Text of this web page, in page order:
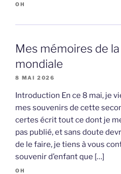
OH
Mes mémoires de
mondiale
8 MAI 2026
Introduction En ce 8 mai, je
mes souvenirs de cette
certes écrit tout ce dont je
pas publié, et sans doute
de le faire, je tiens à vous
souvenir d’enfant que […]
OH